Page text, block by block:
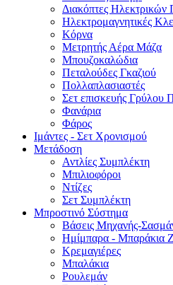
Διακόπτες
Ηλεκτρομαγνητικές
Κόρνα
Μετρητής Αέρα Μάζα
Μπουζοκαλώδια
Πεταλούδες Γκαζιού
Πολλαπλασιαστές
Σετ επισκευής Γρύλου
Φανάρια
Φάρος
Ιμάντες - Σετ Χρονισμού
Μετάδοση
Αντλίες Συμπλέκτη
Μπιλιοφόροι
Ντίζες
Σετ Συμπλέκτη
Μπροστινό Σύστημα
Βάσεις Μηχανής-
Ημίμπαρα - Μπαράκια
Κρεμαγιέρες
Μπαλάκια
Ρουλεμάν